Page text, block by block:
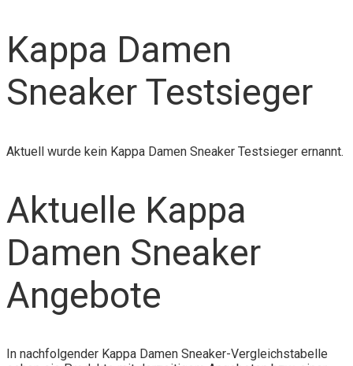
Kappa Damen
Sneaker Testsieger
Aktuell wurde kein Kappa Damen Sneaker Testsieger ernannt.
Aktuelle Kappa
Damen Sneaker
Angebote
In nachfolgender Kappa Damen Sneaker-Vergleichstabelle